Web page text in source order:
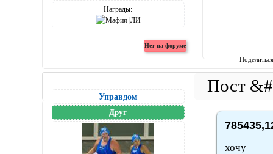
Награды:
Управдом
Друг
хочу